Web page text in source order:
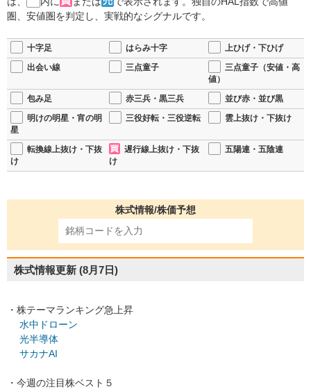
圏、安値圏を判定し、実戦的なシグナルです。
十字足 はらみ十字
上ひげ・下ひげ
出会い線
三点童子
三点童子（安値・高
値）
包み足
赤三兵・黒三兵
並び赤・並び黒
明けの明星・宵の明
星
三役好転・三役逆転 雲上抜け・下抜け
転換線上抜け・下抜
け
遅行線上抜け・下抜
け
五陽連・五陰連
株式情報/株価予想
株式情報更新 (8月7日)
・株テーマランキング急上昇
水中ドローン
光半導体
サカナAI
・今週の注目株ベスト５